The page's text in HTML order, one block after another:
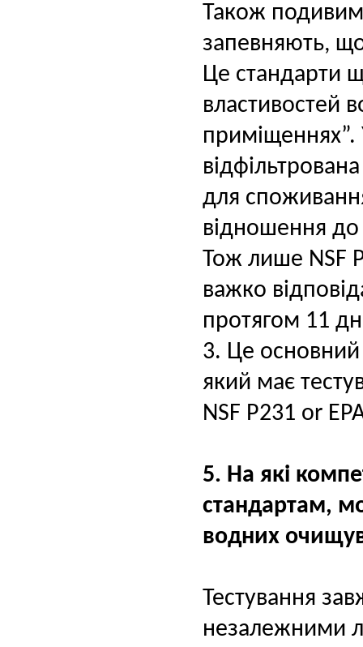
Також
запевняють, що
Це стандарти
властивостей
приміщеннях”.
для
відношення до
Тож лише NSF
важко
протягом 11
3. Це основний
який має
NSF P231 or
5. На які
стандартам,
водних
Тестування
незалежними